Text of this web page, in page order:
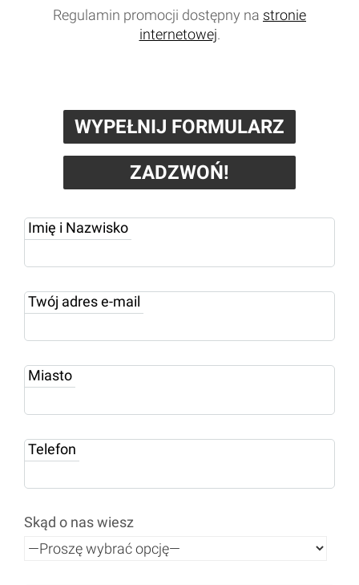
Regulamin promocji dostępny na stronie
internetowej.
WYPEŁNIJ FORMULARZ
ZADZWOŃ!
Imię i Nazwisko
Twój adres e-mail
Miasto
Telefon
Skąd o nas wiesz